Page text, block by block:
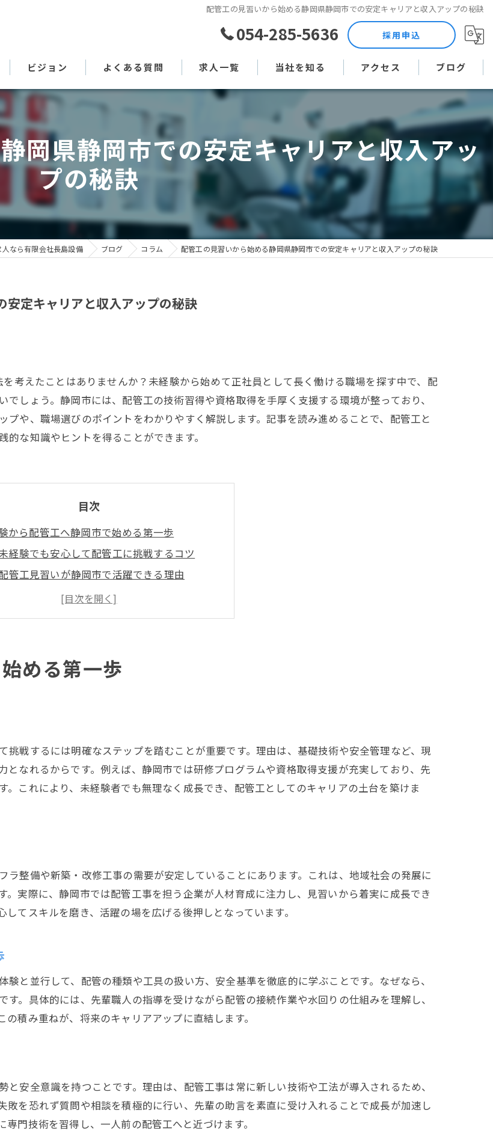
配管工の見習いから始める静岡県静岡市での安定キャリアと収入アップの秘訣
054-285-5636 採用申込
ビジョン よくある質問 求人一覧 当社を知る
土木作業員
現場監督
直行直帰
アクセス ブログ
コラム
岡県静岡市での安定キャリアと収入アッ
プの秘訣
なら有限会社長島設備 ブログ コラム 配管工の見習いから始める静岡県静岡市での安定キャリアと収入アップの秘訣
安定キャリアと収入アップの秘訣
考えたことはありませんか？未経験から始めて正社員として長く働ける職場を探す中で、配
しょう。静岡市には、配管工の技術習得や資格取得を手厚く支援する環境が整っており、
や、職場選びのポイントをわかりやすく解説します。記事を読み進めることで、配管工と
な知識やヒントを得ることができます。
目次
から配管工へ静岡市で始める第一歩
経験でも安心して配管工に挑戦するコツ
管工見習いが静岡市で活躍できる理由
配管工の基礎知識を身につけるための第一歩
管工を目指す見習いに必要な心構えとは
管工への転職が未経験者に人気の理由
の技術習得に役立つサポートが充実
未経験者が配管工技術を学ぶための制度
管工見習いが成長できる支援の実際
配管工の技能向上を後押しする学習環境
配管工のキャリア形成が静岡市で有利な理由
管工見習いが正社員を目指すポイント
定収入を得る配管工見習いの働き方とは
岡市の配管工求人で見習いが重宝される背景
で配管工資格取得を目指す方法とは
配管工見習いが資格取得を目指すステップ
岡市で配管工資格支援を活用するメリット
配管工資格の取得で年収アップを目指すには
管工見習いが資格取得後に得られる可能性
強い配管工の魅力と収入アップの秘訣
める第一歩
戦するには明確なステップを踏むことが重要です。理由は、基礎技術や安全管理など、現
なれるからです。例えば、静岡市では研修プログラムや資格取得支援が充実しており、先
これにより、未経験者でも無理なく成長でき、配管工としてのキャリアの土台を築けま
整備や新築・改修工事の需要が安定していることにあります。これは、地域社会の発展に
実際に、静岡市では配管工事を担う企業が人材育成に注力し、見習いから着実に成長でき
てスキルを磨き、活躍の場を広げる後押しとなっています。
と並行して、配管の種類や工具の扱い方、安全基準を徹底的に学ぶことです。なぜなら、
。具体的には、先輩職人の指導を受けながら配管の接続作業や水回りの仕組みを理解し、
積み重ねが、将来のキャリアアップに直結します。
安全意識を持つことです。理由は、配管工事は常に新しい技術や工法が導入されるため、
を恐れず質問や相談を積極的に行い、先輩の助言を素直に受け入れることで成長が加速し
門技術を習得し、一人前の配管工へと近づけます。